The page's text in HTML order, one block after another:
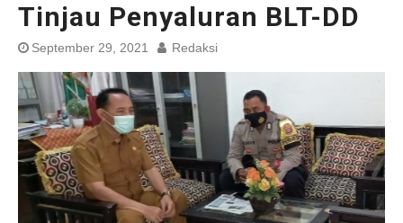
Tinjau Penyaluran BLT-DD
September 29, 2021 Redaksi